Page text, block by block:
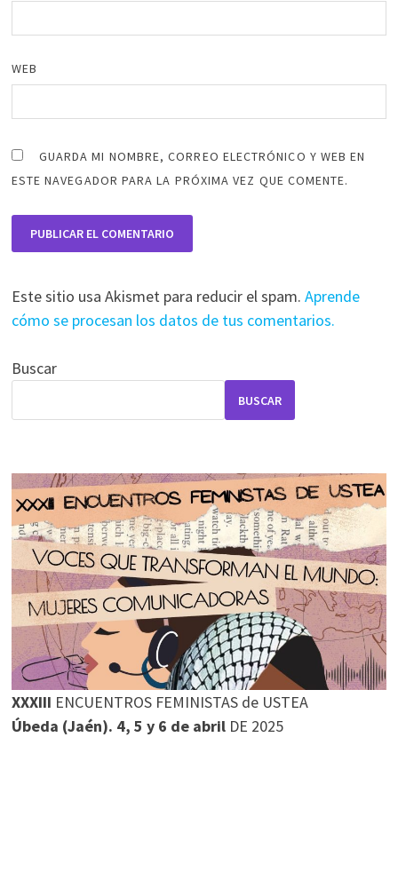
WEB
GUARDA MI NOMBRE, CORREO ELECTRÓNICO Y WEB EN
ESTE NAVEGADOR PARA LA PRÓXIMA VEZ QUE COMENTE.
Este sitio usa Akismet para reducir el spam. Aprende
cómo se procesan los datos de tus comentarios.
Buscar
BUSCAR
XXXIII ENCUENTROS FEMINISTAS de USTEA
Úbeda (Jaén). 4, 5 y 6 de abrilDE 2025